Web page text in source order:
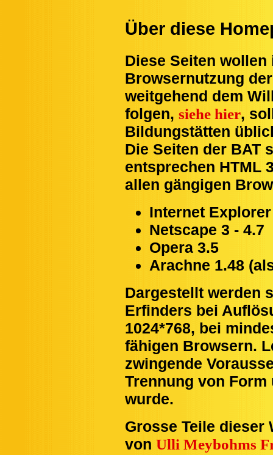
Über diese
Diese Seiten
Browsernutzung
weitgehend dem
folgen, siehe hier,
Bildungstätten
Die Seiten der BAT
entsprechen HTML
allen gängigen
Internet Explorer
Netscape 3 - 4.7
Opera 3.5
Arachne 1.48
Dargestellt werden
Erfinders bei
1024*768, bei
fähigen Browsern.
zwingende
Trennung von
wurde.
Grosse Teile dieser
von Ulli Meybohms